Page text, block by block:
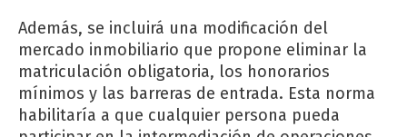
Además, se incluirá una modificación del
mercado inmobiliario que propone eliminar la
matriculación obligatoria, los honorarios
mínimos y las barreras de entrada. Esta norma
habilitaría a que cualquier persona pueda